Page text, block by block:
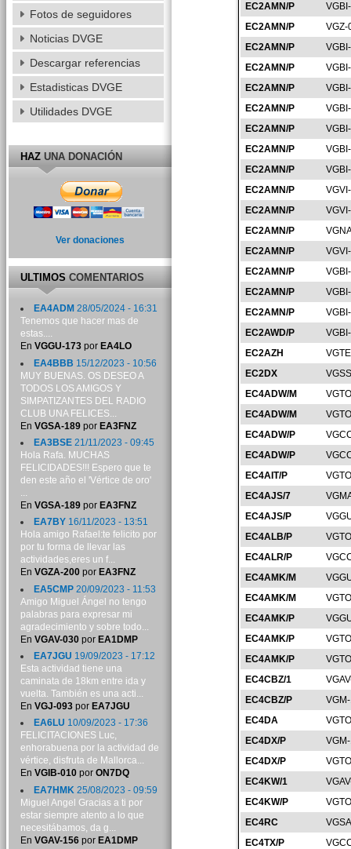
EC2AMN/P
EC2AMN/P
VGZ-
EC2AMN/P
EC2AMN/P
EC2AMN/P
EC2AMN/P
EC2AMN/P
EC2AMN/P
EC2AMN/P
EC2AMN/P
EC2AMN/P
EC2AMN/P
EC2AMN/P
EC2AMN/P
EC2AMN/P
EC2AMN/P
EC2AWD/P
EC2AZH
EC2DX
EC4ADW/M
EC4ADW/M
EC4ADW/P
EC4ADW/P
EC4AIT/P
EC4AJS/7
EC4AJS/P
EC4ALB/P
EC4ALR/P
EC4AMK/M
EC4AMK/M
EC4AMK/P
EC4AMK/P
EC4AMK/P
EC4CBZ/1
EC4CBZ/P
EC4DA
EC4DX/P
EC4DX/P
EC4KW/1
EC4KW/P
EC4RC
EC4TX/P
Fotos de seguidores
Noticias DVGE
Descargar referencias
Estadisticas DVGE
Utilidades DVGE
HAZUNA DONACIÓN
Ver donaciones
ULTIMOSCOMENTARIOS
EA4ADM 28/05/2024 - 16:31
Tenemos que hacer mas de
estas....
En VGGU-173por EA4LO
EA4BBB 15/12/2023 - 10:56
MUY BUENAS. OS DESEO A
TODOS LOS AMIGOS Y
SIMPATIZANTES DEL RADIO
CLUB UNA FELICES...
En VGSA-189por EA3FNZ
EA3BSE21/11/2023 - 09:45
Hola Rafa. MUCHAS
FELICIDADES!!! Espero que te
den este año el 'Vértice de oro'
...
En VGSA-189por EA3FNZ
EA7BY16/11/2023 - 13:51
Hola amigo Rafael:te felicito por
por tu forma de llevar las
actividades,eres un f...
En VGZA-200por EA3FNZ
EA5CMP20/09/2023 - 11:53
Amigo Miguel Ángel no tengo
palabras para expresar mi
agradecimiento y sobre todo...
En VGAV-030por EA1DMP
EA7JGU 19/09/2023 - 17:12
Esta actividad tiene una
caminata de 18km entre ida y
vuelta. También es una acti...
En VGJ-093por EA7JGU
EA6LU 10/09/2023 - 17:36
FELICITACIONES Luc,
enhorabuena por la actividad de
vértice, disfruta de Mallorca...
En VGIB-010por ON7DQ
EA7HMK 25/08/2023 - 09:59
Miguel Angel Gracias a ti por
estar siempre atento a lo que
necesitábamos, da g...
En VGAV-156por EA1DMP